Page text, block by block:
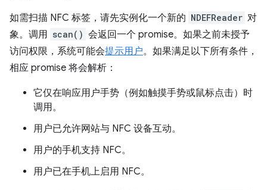
如需扫描 NFC 标签，请先实例化一个新的 NDEFReader 对
象。调用 scan() 会返回一个 promise。如果之前未授予
访问权限，系统可能会提示用户。如果满足以下所有条件，
相应 promise 将会解析：
它仅在响应用户手势（例如触摸手势或鼠标点击）时
调用。
用户已允许网站与 NFC 设备互动。
用户的手机支持 NFC。
用户已在手机上启用 NFC。